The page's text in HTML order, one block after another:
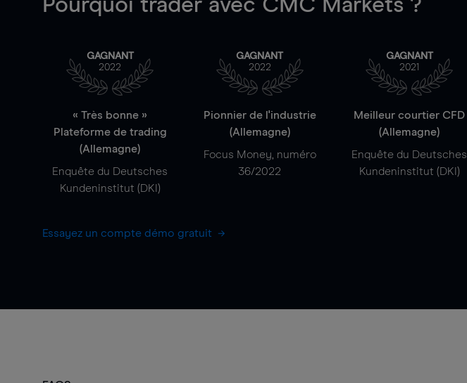
Pourquoi trader avec CMC Markets ?
GAGNANT
2022
« Très bonne »
Plateforme de trading
(Allemagne)
Enquête du Deutsches
Kundeninstitut (DKI)
GAGNANT
2022
Pionnier de l'industrie
(Allemagne)
Focus Money, numéro
36/2022
GAGNANT
2021
Meilleur courtier CFD
(Allemagne)
Enquête du Deutsches
Kundeninstitut (DKI)
Essayez un compte démo gratuit